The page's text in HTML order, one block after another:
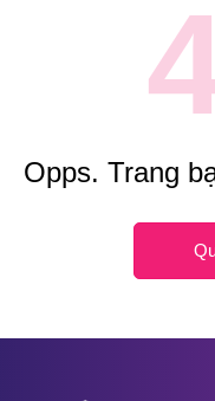
Opps. Trang